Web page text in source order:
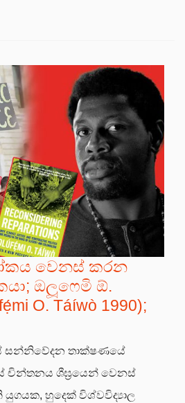
වෙනස් කරන
ඔලූෆෙමි ඕ.
O. Táíwò 1990);
සන්නිවේදන තාක්ෂණයේ
චින්තනය ශීඝ්‍රයෙන් වෙනස්
හුදෙක් විශ්වවිද්‍යාල